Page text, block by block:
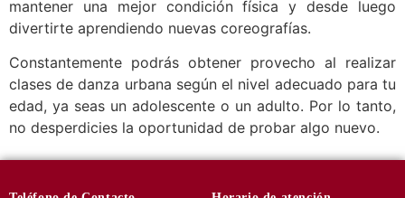
mantener una mejor condición física y desde luego
divertirte aprendiendo nuevas coreografías.
Constantemente podrás obtener provecho al realizar
clases de danza urbana según el nivel adecuado para tu
edad, ya seas un adolescente o un adulto. Por lo tanto,
no desperdicies la oportunidad de probar algo nuevo.